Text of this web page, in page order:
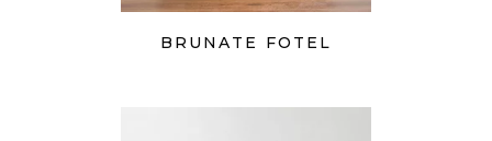
BRUNATE FOTEL